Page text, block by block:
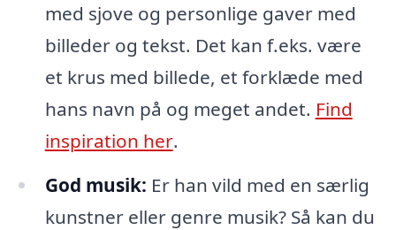
med sjove og personlige gaver med
billeder og tekst. Det kan f.eks. være
et krus med billede, et forklæde med
hans navn på og meget andet. Find
inspiration her.
God musik: Er han vild med en særlig
kunstner eller genre musik? Så kan du